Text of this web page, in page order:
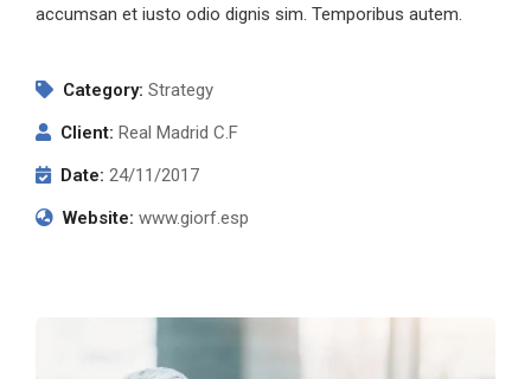
accumsan et iusto odio dignis sim. Temporibus autem.
Category: Strategy
Client: Real Madrid C.F
Date: 24/11/2017
Website: www.giorf.esp